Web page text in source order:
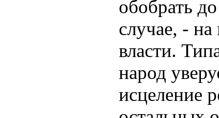
обобрать
случае, - на
власти.
народ
исцеление